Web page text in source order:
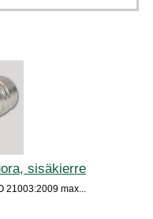
sisäkierre
21003:2009 max...